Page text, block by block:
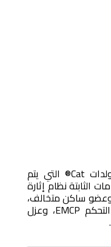
تشمل مزايا مجموعة منتجات مولدات Cat® التي يتم
الثابتة نظام إثارة
ساكن متخالف،
وإمكانية ضبط الجهد عبر وحدة التحكم EMCP، وعزل